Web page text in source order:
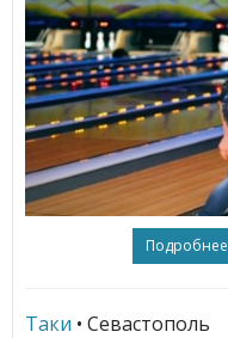
Подробнее
Таки • Севастополь